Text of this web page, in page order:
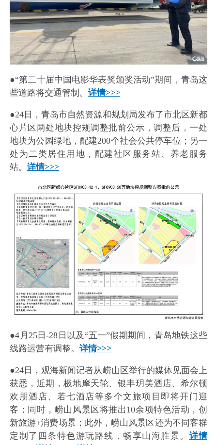
●“第二十届中国电影华表奖颁奖活动”期间，青岛这
些道路将交通管制。 详情>>>
●24日，青岛市自然资源和规划局发布了市北区新都
心片区两处地块控规调整批前公示，调整后，一处
地块为公园绿地，配建200个社会公共停车位；另一
处为二类居住用地，配建社区服务站、养老服务
站。 详情>>>
●4月25日-28日以及“五一”假期期间，青岛地铁这些
线路运营有调整。 详情>>>
●24日，观海新闻记者从崂山区举行的媒体见面会上
获悉，近期，极地摩天轮、银丰玥美酒店、希尔顿
欢朋酒店、若七酒店等多个文旅项目即将开门迎
客；同时，崂山风景区将推出10余项特色活动，创
新旅游+消费场景；此外，崂山风景区还为不同客群
定制了四条特色游玩路线，畅享山海胜景。 详情